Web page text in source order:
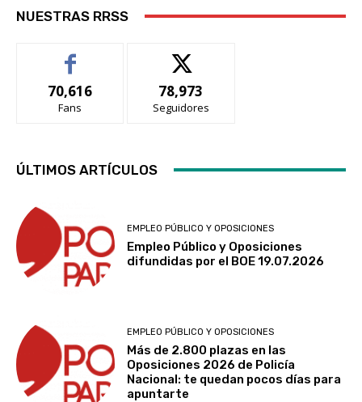
NUESTRAS RRSS
70,616
Fans
78,973
Seguidores
ÚLTIMOS ARTÍCULOS
EMPLEO PÚBLICO Y OPOSICIONES
Empleo Público y Oposiciones
difundidas por el BOE 19.07.2026
EMPLEO PÚBLICO Y OPOSICIONES
Más de 2.800 plazas en las
Oposiciones 2026 de Policía
Nacional: te quedan pocos días para
apuntarte